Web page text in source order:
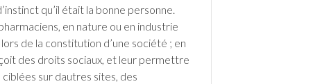
qu’il était la bonne personne.
en nature ou en industrie
de la constitution d’une société ; en
des droits sociaux, et leur permettre
sur dautres sites, des